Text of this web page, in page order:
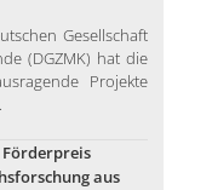
Gesellschaft
(DGZMK) hat die
Projekte
Förderpreis
aus